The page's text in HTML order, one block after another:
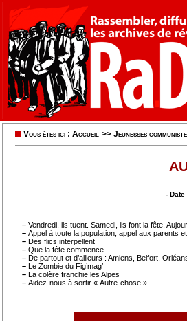
Vous êtes ici : Accueil >> Jeunesses
-
– Vendredi, ils tuent. Samedi, ils font la fête.
– Appel à toute la population, appel aux parents
– Des flics interpellent
– Que la fête commence
– De partout et d’ailleurs : Amiens, Belfort,
– Le Zombie du Fig’mag’
– La colère franchie les Alpes
– Aidez-nous à sortir « Autre-chose »